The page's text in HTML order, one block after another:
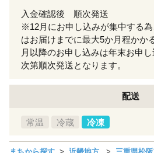
入金確認後 順次発送
※12月にお申し込みが集中する
はお届けまでに最大5か月程かか
月以降のお申し込みは年末お申
次第順次発送となります。
配送
常温 冷蔵 冷凍